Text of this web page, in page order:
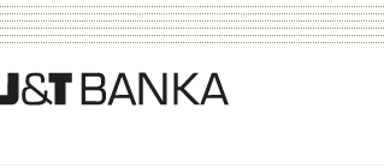
PRAVIDELNÝ TÝDENNÍ KOMENTÁŘ K